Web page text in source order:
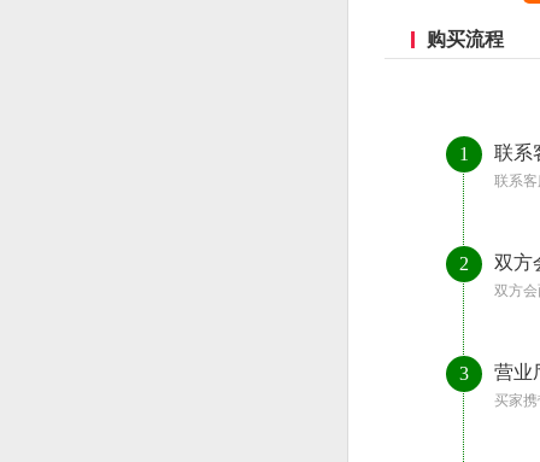
购买流程
1 联系
联系
2 双方
双方
3 营业
买家